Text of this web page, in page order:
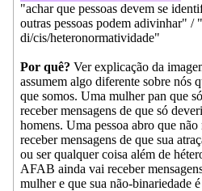
"achar que pessoas devem se
outras pessoas podem adivinhar" /
di/cis/heteronormatividade"
Por quê? Ver explicação da
assumem algo diferente sobre nós
que somos. Uma mulher pan que
receber mensagens de que só
homens. Uma pessoa abro que
receber mensagens de que sua
ou ser qualquer coisa além de
AFAB ainda vai receber
mulher e que sua não-binariedade